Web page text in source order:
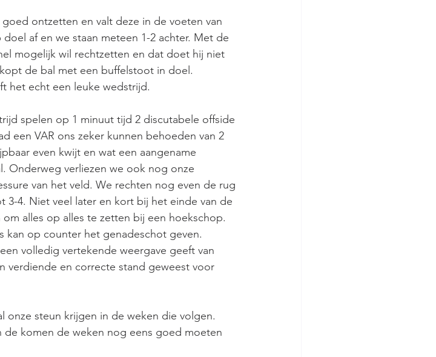
ontzetten en valt deze in de voeten van
af en we staan meteen 1-2 achter. Met de
mogelijk wil rechtzetten en dat doet hij niet
de bal met een buffelstoot in doel.
het echt een leuke wedstrijd.
spelen op 1 minuut tijd 2 discutabele offside
een VAR ons zeker kunnen behoeden van 2
even kwijt en wat een aangename
Onderweg verliezen we ook nog onze
van het veld. We rechten nog even de rug
3-4. Niet veel later en kort bij het einde van de
alles op alles te zetten bij een hoekschop.
kan op counter het genadeschot geven.
volledig vertekende weergave geeft van
verdiende en correcte stand geweest voor
steun krijgen in de weken die volgen.
komen de weken nog eens goed moeten